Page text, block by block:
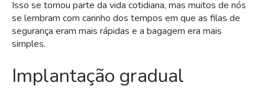
Isso se tornou parte da vida cotidiana, mas muitos de nós
se lembram com carinho dos tempos em que as filas de
segurança eram mais rápidas e a bagagem era mais
simples.
Implantação gradual